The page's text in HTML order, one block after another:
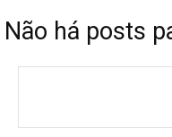
Não há posts